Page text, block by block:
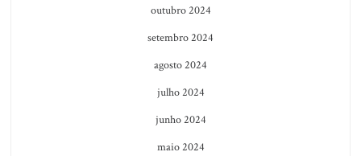
outubro 2024
setembro 2024
agosto 2024
julho 2024
junho 2024
maio 2024